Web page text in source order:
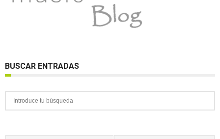
BUSCAR ENTRADAS